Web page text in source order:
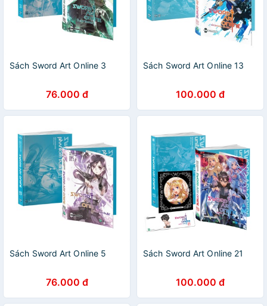
Sách Sword Art Online 3
76.000 đ
Sách Sword Art Online 13
100.000 đ
Sách Sword Art Online 5
76.000 đ
Sách Sword Art Online 21
100.000 đ